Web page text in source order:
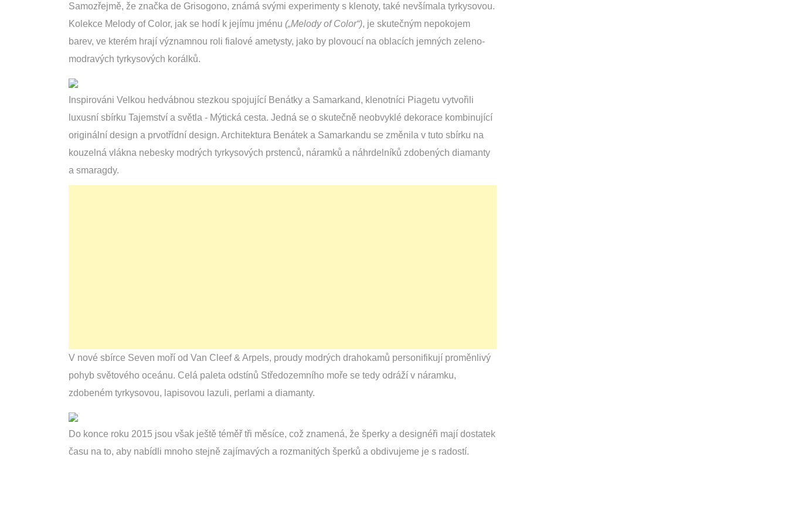
Samozřejmě, že značka de Grisogono, známá svými experimenty s klenoty, také nevšímala tyrkysovou.
Kolekce Melody of Color, jak se hodí k jejímu jménu („Melody of Color“), je skutečným nepokojem
barev, ve kterém hrají významnou roli fialové ametysty, jako by plovoucí na oblacích jemných zeleno-
modravých tyrkysových korálků.
Inspirováni Velkou hedvábnou stezkou spojující Benátky a Samarkand, klenotníci Piagetu vytvořili
luxusní sbírku Tajemství a světla - Mýtická cesta. Jedná se o skutečně neobvyklé dekorace kombinující
originální design a prvotřídní design. Architektura Benátek a Samarkandu se změnila v tuto sbírku na
kouzelná vlákna nebesky modrých tyrkysových prstenců, náramků a náhrdelníků zdobených diamanty
a smaragdy.
V nové sbírce Seven moří od Van Cleef & Arpels, proudy modrých drahokamů personifikují proměnlivý
pohyb světového oceánu. Celá paleta odstínů Středozemního moře se tedy odráží v náramku,
zdobeném tyrkysovou, lapisovou lazuli, perlami a diamanty.
Do konce roku 2015 jsou však ještě téměř tři měsíce, což znamená, že šperky a designéři mají dostatek
času na to, aby nabídli mnoho stejně zajímavých a rozmanitých šperků a obdivujeme je s radostí.